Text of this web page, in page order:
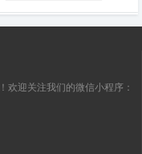
欢迎关注我们的微信小程序：